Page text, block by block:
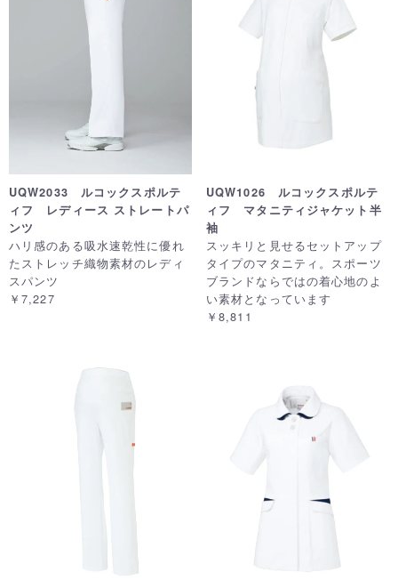
UQW2033 ルコックスポルテ
ィフ レディース ストレートパ
ンツ
ハリ感のある吸水速乾性に優れ
たストレッチ織物素材のレディ
スパンツ
￥7,227
UQW1026 ルコックスポルテ
ィフ マタニティジャケット半
袖
スッキリと見せるセットアップ
タイプのマタニティ。スポーツ
ブランドならではの着心地のよ
い素材となっています
￥8,811